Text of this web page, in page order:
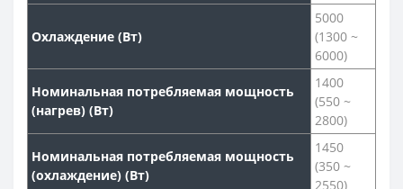
Охлаждение (Вт)
5000
(1300 ~
6000)
Номинальная потребляемая мощность
(нагрев) (Вт)
1400
(550 ~
2800)
Номинальная потребляемая мощность
(охлаждение) (Вт)
1450
(350 ~
2550)